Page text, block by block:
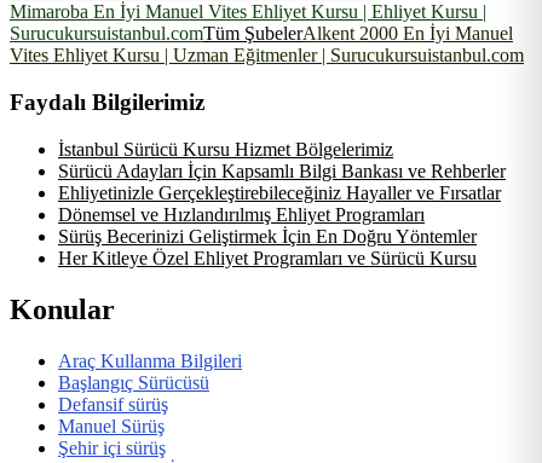
Mimaroba En İyi Manuel Vites Ehliyet Kursu | Ehliyet Kursu |
Surucukursuistanbul.comTüm ŞubelerAlkent 2000 En İyi Manuel
Vites Ehliyet Kursu | Uzman Eğitmenler | Surucukursuistanbul.com
Faydalı Bilgilerimiz
İstanbul Sürücü Kursu Hizmet Bölgelerimiz
Sürücü Adayları İçin Kapsamlı Bilgi Bankası ve Rehberler
Ehliyetinizle Gerçekleştirebileceğiniz Hayaller ve Fırsatlar
Dönemsel ve Hızlandırılmış Ehliyet Programları
Sürüş Becerinizi Geliştirmek İçin En Doğru Yöntemler
Her Kitleye Özel Ehliyet Programları ve Sürücü Kursu
Konular
Araç Kullanma Bilgileri
Başlangıç Sürücüsü
Defansif sürüş
Manuel Sürüş
Şehir içi sürüş